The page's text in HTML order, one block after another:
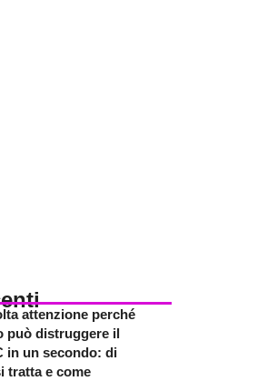
attenzione perché
può distruggere il
in un secondo: di
tratta e come